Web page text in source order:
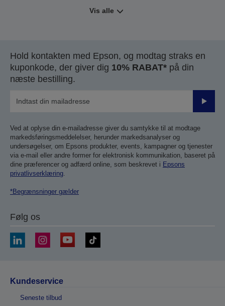
Vis alle
Hold kontakten med Epson, og modtag straks en
kuponkode, der giver dig 10% RABAT* på din
næste bestilling.
Send
Ved at oplyse din e-mailadresse giver du samtykke til at modtage
markedsføringsmeddelelser, herunder markedsanalyser og
undersøgelser, om Epsons produkter, events, kampagner og tjenester
via e-mail eller andre former for elektronisk kommunikation, baseret på
dine præferencer og adfærd online, som beskrevet i Epsons
privatlivserklæring.
*Begrænsninger gælder
Følg os
Kundeservice
Seneste tilbud